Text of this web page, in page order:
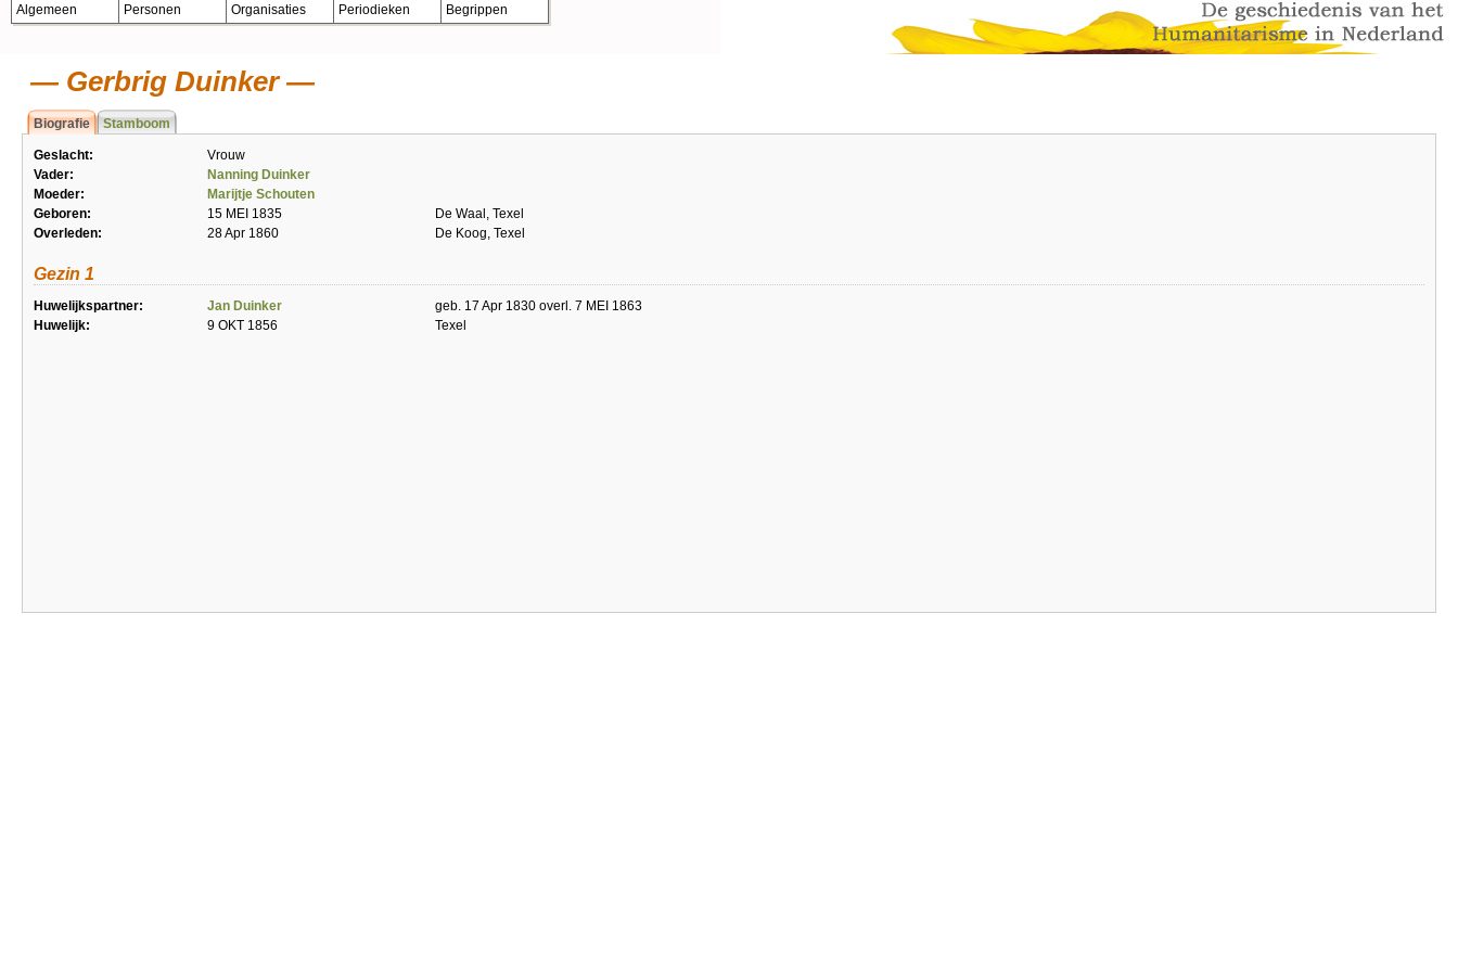
Algemeen Personen Organisaties Periodieken Begrippen
Gerbrig Duinker
Biografie Stamboom
Geslacht:
Vrouw
Vader:
Nanning Duinker
Moeder:
Marijtje Schouten
Geboren:
15 MEI 1835
De Waal, Texel
Overleden:
28 Apr 1860 De Koog, Texel
Gezin 1
Huwelijkspartner: Jan Duinker
geb. 17 Apr 1830 overl. 7 MEI 1863
Huwelijk:
9 OKT 1856 Texel